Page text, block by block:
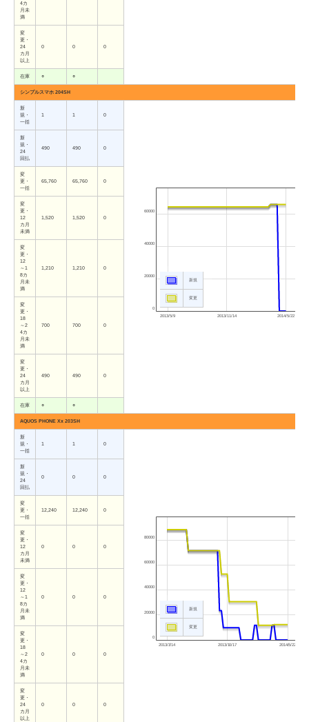
4カ
月未
満
変
更・
24
カ月
以上
0 0 0
在庫 ○ ○
シンプルスマホ 204SH
新
規・
一括
1 1 0
2013/5/9 2013/11/14 2014/5/22
0
20000
40000
60000
新規
変更
新
規・
24
回払
490 490 0
変
更・
一括
65,760 65,760 0
変
更・
12
カ月
未満
1,520 1,520 0
変
更・
12
～1
8カ
月未
満
1,210 1,210 0
変
更・
18
～2
4カ
月未
満
700 700 0
変
更・
24
カ月
以上
490 490 0
在庫 ○ ○
AQUOS PHONE Xx 203SH
新
規・
一括
1 1 0
2013/3/14 2013/10/17 2014/5/22
0
20000
40000
60000
80000
新規
変更
新
規・
24
回払
0 0 0
変
更・
一括
12,240 12,240 0
変
更・
12
カ月
未満
0 0 0
変
更・
12
～1
8カ
月未
満
0 0 0
変
更・
18
～2
4カ
月未
満
0 0 0
変
更・
24
カ月
以上
0 0 0